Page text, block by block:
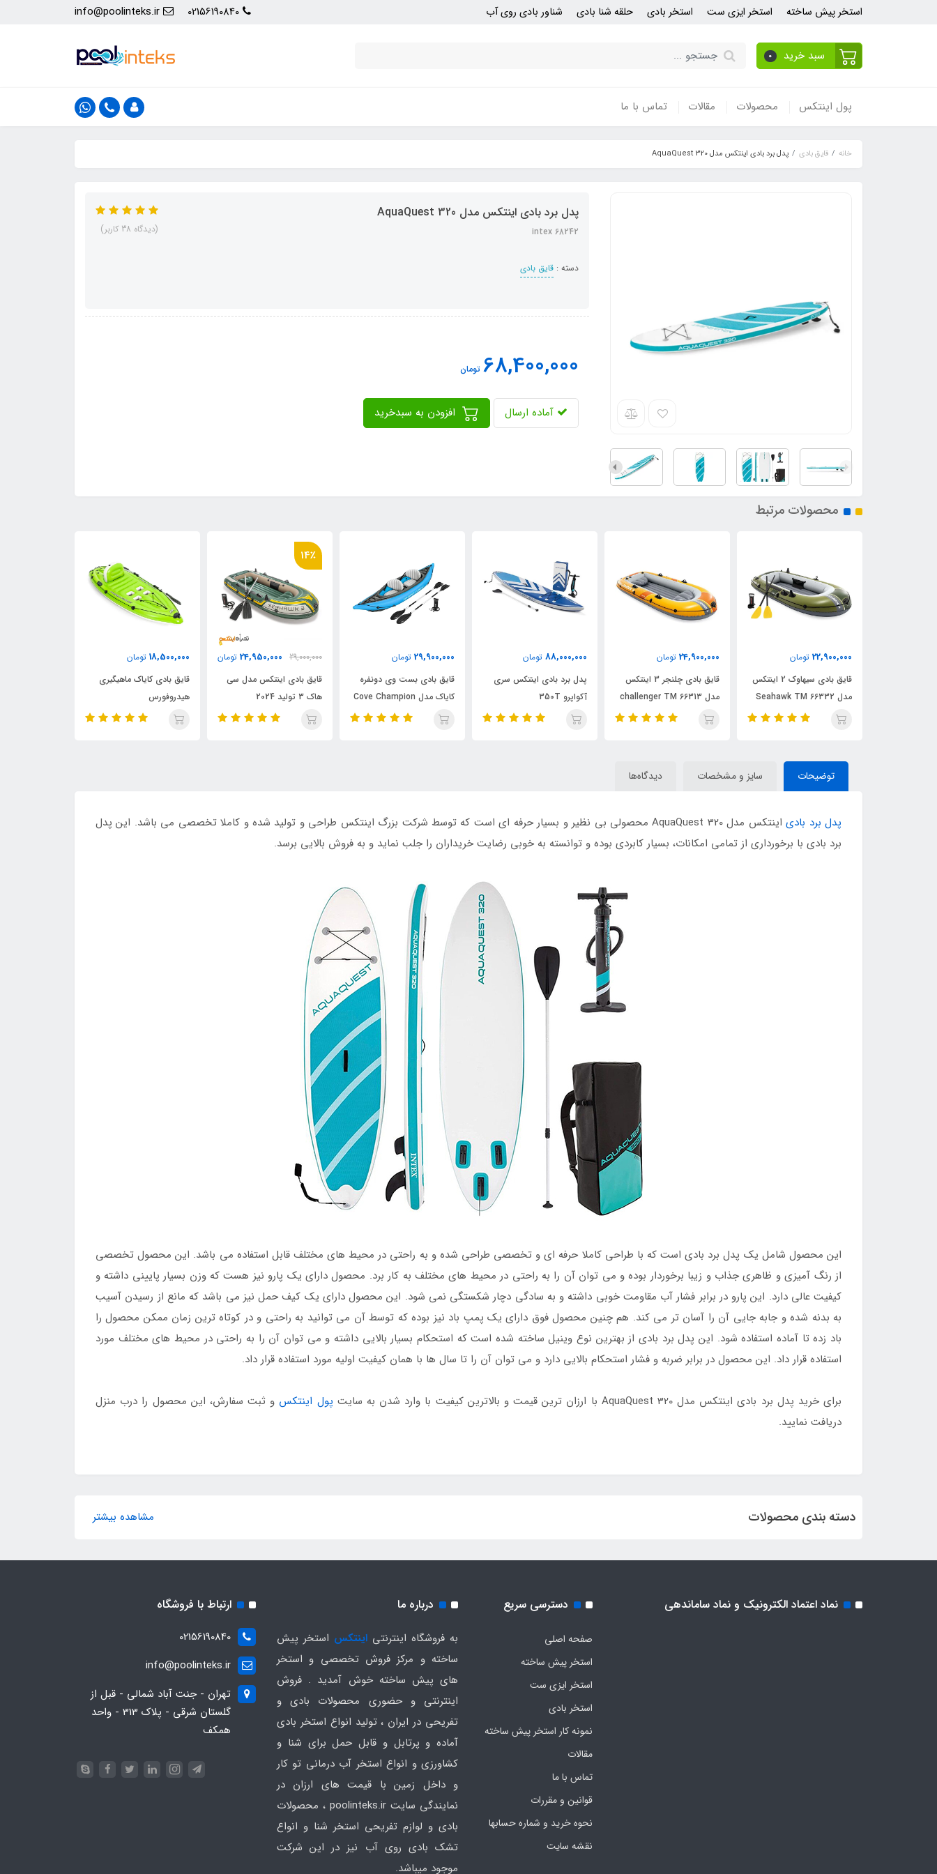
استخر پیش ساخته استخر ایزی ست استخر بادی حلقه شنا بادی شناور بادی روی آب 02156190840
info@poolinteks.ir
سبد خرید 0
پول اینتکس محصولات مقالات تماس با ما
خانه قایق بادی پدل برد بادی اینتکس مدل AquaQuest 320
پدل برد بادی اینتکس مدل AquaQuest 320
intex 68242
دسته : قایق بادی
(دیدگاه 38 کاربر)
68,400,000تومان
آماده ارسال
محصولات مرتبط
24,900,000 تومان
قایق بادی چلنجر 3 اینتکس
مدل challenger TM 66313
88,000,000 تومان
پدل برد بادی اینتکس سری
آکواپرو 350T
29,900,000 تومان
قایق بادی بست وی دونفره
کایاک مدل Cove Champion
29,000,000
24,950,000
قایق بادی اینتکس مدل سی
هاک 3 تولید 2024
18,500,000 تومان
قایق بادی کایاک ماهیگیری
هیدروفورس
38,000,000
35,950,000 تومان
قایق بادی کایاک هیدروفورس
سه نفره بست وی
توضیحات سایز و مشخصات دیدگاه‌ها
پدل برد بادی
اینتکس مدل AquaQuest 320 محصولی بی نظیر و بسیار حرفه ای است که توسط شرکت بزرگ اینتکس طراحی و تولید شده و کاملا تخصصی می باشد. این پدل
برد بادی با برخورداری از تمامی امکانات، بسیار کابردی بوده و توانسته به خوبی رضایت خریداران را جلب نماید و به فروش بالایی برسد.
این محصول شامل یک پدل برد بادی است که با طراحی کاملا حرفه ای و تخصصی طراحی شده و به راحتی در محیط های مختلف قابل استفاده می باشد. این محصول تخصصی
از رنگ آمیزی و ظاهری جذاب و زیبا برخوردار بوده و می توان آن را به راحتی در محیط های مختلف به کار برد. محصول دارای یک پارو نیز هست که وزن بسیار پایینی داشته و
کیفیت عالی دارد. این پارو در برابر فشار آب مقاومت خوبی داشته و به سادگی دچار شکستگی نمی شود. این محصول دارای یک کیف حمل نیز می باشد که مانع از رسیدن آسیب
به بدنه شده و جابه جایی آن را آسان تر می کند. هم چنین محصول فوق دارای یک پمپ باد نیز بوده که توسط آن می توانید به راحتی و در کوتاه ترین زمان ممکن محصول را
باد زده تا آماده استفاده شود. این پدل برد بادی از بهترین نوع وینیل ساخته شده است که استحکام بسیار بالایی داشته و می توان آن را به راحتی در محیط های مختلف مورد
استفاده قرار داد. این محصول در برابر ضربه و فشار استحکام بالایی دارد و می توان آن را تا سال ها با همان کیفیت اولیه مورد استفاده قرار داد.
برای خرید پدل برد بادی اینتکس مدل AquaQuest 320 با ارزان ترین قیمت و بالاترین کیفیت با وارد شدن به سایت پول اینتکس و ثبت سفارش، این محصول را درب منزل
دریافت نمایید.
دسته بندی محصولات مشاهده بیشتر
نماد اعتماد الکترونیک و نماد ساماندهی دسترسی سریع
صفحه اصلی
استخر پیش ساخته
استخر ایزی ست
استخر بادی
نمونه کار استخر پیش ساخته
مقالات
تماس با ما
قوانین و مقررات
نحوه خرید و شماره حسابها
نقشه سایت
درباره ما
به فروشگاه اینترنتی اینتکس استخر پیش
ساخته و مرکز فروش تخصصی و استخر
های پیش ساخته خوش آمدید . فروش
اینترنتی و حضوری محصولات بادی و
تفریحی در ایران ، تولید انواع استخر بادی
آماده و پرتابل و قابل حمل برای شنا و
کشاورزی و انواع استخر آب درمانی تو کار
و داخل زمین با قیمت های ارزان در
نمایندگی سایت poolinteks.ir ، محصولات
بادی و لوازم تفریحی استخر شنا و انواع
تشک بادی روی آب نیز در این شرکت
موجود میباشد.
ارتباط با فروشگاه
02156190840
info@poolinteks.ir
تهران - جنت آباد شمالی - قبل از
گلستان شرقی - پلاک 313 - واحد
همکف